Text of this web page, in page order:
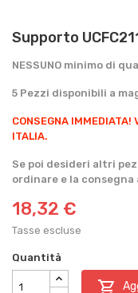
Supporto
NESSUNO minimo di
5 Pezzi disponibili a
CONSEGNA IMMEDIATA!
ITALIA.
Se poi desideri altri
ordinare e la consegna
18,32 €
Tasse escluse
Quantità
